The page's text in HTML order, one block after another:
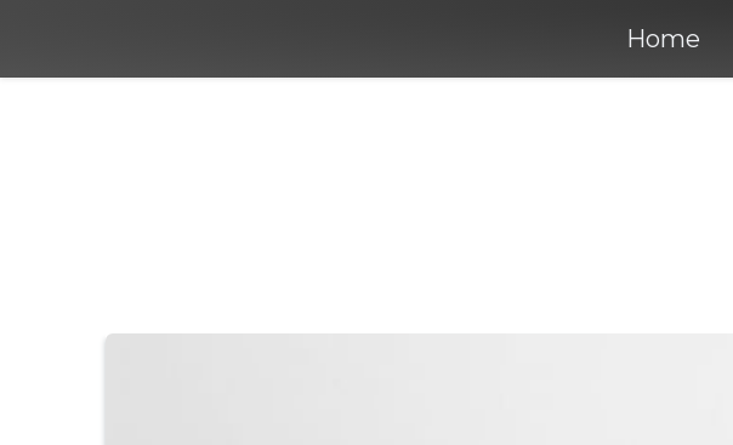
Home